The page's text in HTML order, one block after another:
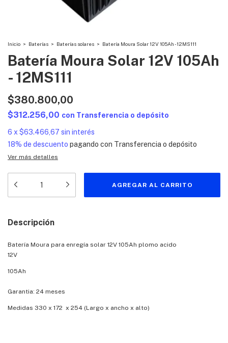
Inicio > Baterías > Baterías solares > Batería Moura Solar 12V 105Ah - 12MS111
Batería Moura Solar 12V 105Ah
- 12MS111
$380.800,00
$312.256,00 con Transferencia o depósito
6 x $63.466,67 sin interés
18% de descuento pagando con Transferencia o depósito
Ver más detalles
Descripción
Batería Moura para enregía solar 12V 105Ah plomo acido
12V
105Ah
Garantia: 24 meses
Medidas 330 x 172 x 254 (Largo x ancho x alto)